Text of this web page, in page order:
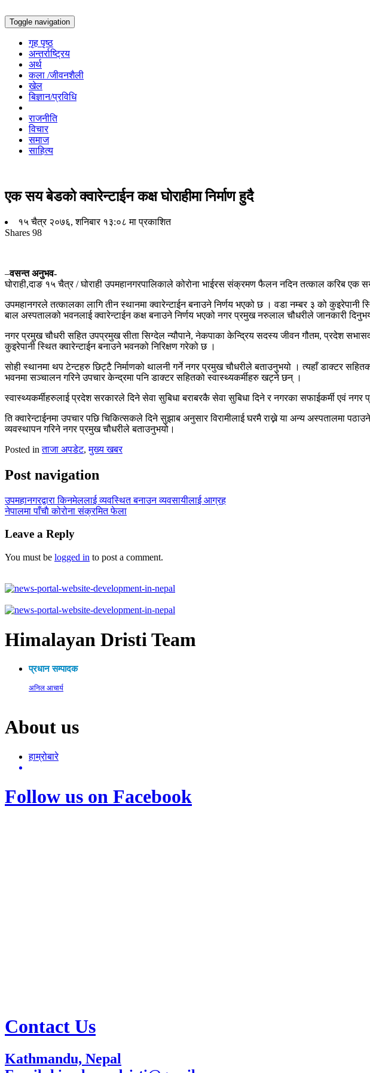
Toggle navigation
गृह पृष्ठ
अन्तर्राष्ट्रिय
अर्थ
कला /जीवनशैली
खेल
बिज्ञान/प्रविधि
राजनीति
विचार
समाज
साहित्य
एक सय बेडको क्वारेन्टाईन कक्ष घोराहीमा निर्माण हुदै
१५ चैत्र २०७६, शनिबार १३:०८ मा प्रकाशित
Shares 98
–वसन्त अनुभव-
घोराही,दाङ १५ चैत्र / घोराही उपमहानगरपालिकाले कोरोना भाईरस संक्रमण फैलन नदिन तत्काल करिब एक
उपमहानगरले तत्कालका लागि तीन स्थानमा क्वारेन्टाईन बनाउने निर्णय भएको छ । वडा नम्बर ३ को
बाल अस्पतालको भवनलाई क्वारेन्टाईन कक्ष बनाउने निर्णय भएको नगर प्रमुख नरुलाल चौधरीले जानकारी
नगर प्रमुख चौधरी सहित उपप्रमुख सीता सिग्देल न्यौपाने, नेकपाका केन्द्रिय सदस्य जीवन गौतम, प्रदेश
कुइरेपानी स्थित क्वारेन्टाईन बनाउने भवनको निरिक्षण गरेको छ ।
सोही स्थानमा थप टेन्टहरु छिट्टै निर्माणको थालनी गर्ने नगर प्रमुख चौधरीले बताउनुभयो । त्यहाँ डाक्टर
भवनमा सञ्चालन गरिने उपचार केन्द्रमा पनि डाक्टर सहितको स्वास्थ्यकर्मीहरु खट्ने छन् ।
स्वास्थ्यकर्मीहरुलाई प्रदेश सरकारले दिने सेवा सुबिधा बराबरकै सेवा सुबिधा दिने र नगरका सफाईकर्मी एवं
ति क्वारेन्टाईनमा उपचार पछि चिकित्सकले दिने सुझाब अनुसार विरामीलाई घरमै राख्ने या अन्य अस्पतालमा
व्यवस्थापन गरिने नगर प्रमुख चौधरीले बताउनुभयो।
Posted inताजा अपडेट,मुख्य खबर
Post navigation
उपमहानगरद्वारा किनमेललाई व्यवस्थित बनाउन व्यवसायीलाई आग्रह
नेपालमा पाँचाै कोरोना संक्रमित फेला
Leave a Reply
You must be logged in to post a comment.
Himalayan Dristi Team
प्रधान सम्पादक
अनिल आचार्य
About us
हाम्रोबारे
Follow us on Facebook
Contact Us
Kathmandu, Nepal